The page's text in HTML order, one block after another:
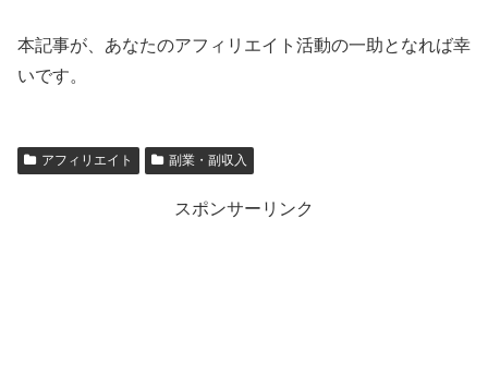
本記事が、あなたのアフィリエイト活動の一助となれば幸
いです。
アフィリエイト 副業・副収入
スポンサーリンク